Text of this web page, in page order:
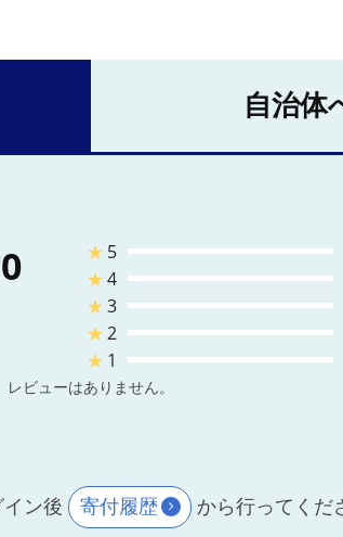
自治体
★ 5
★4
★3
★2
★ 1
レビューはありません。
ン後 寄付履歴 から行ってくだ